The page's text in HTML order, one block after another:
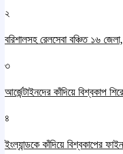
২
বরিশালসহ রেলসেবা বঞ্চিত ১৬
৩
আর্জেন্টাইনদের কাঁদিয়ে বিশ্বকাপ
৪
ইংল্যান্ডকে কাঁদিয়ে বিশ্বকাপের